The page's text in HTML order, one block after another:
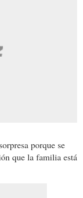
porque se
que la familia está